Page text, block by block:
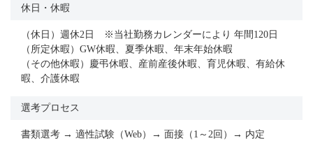
休日・休暇
（休日）週休2日 ※当社勤務カレンダーにより 年間120日
（所定休暇）GW休暇、夏季休暇、年末年始休暇
（その他休暇）慶弔休暇、産前産後休暇、育児休暇、有給休
暇、介護休暇
選考プロセス
書類選考 → 適性試験（Web）→ 面接（1～2回）→ 内定